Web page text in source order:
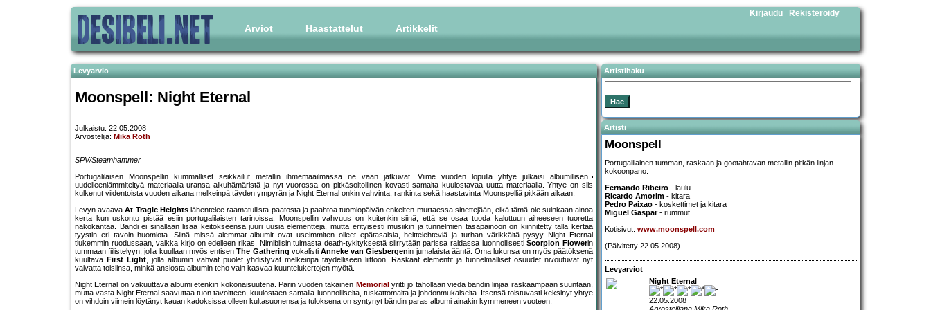
Arviot Haastattelut Artikkelit
Kirjaudu | Rekisteröidy
Levyarvio
Moonspell: Night Eternal
Julkaistu: 22.05.2008
Arvostelija: Mika Roth
SPV/Steamhammer
Portugalilaisen Moonspellin kummalliset seikkailut metallin ihmemaailmassa ne vaan jatkuvat. Viime vuoden lopulla yhtye julkaisi albumillisen
uudelleenlämmiteltyä materiaalia uransa alkuhämäristä ja nyt vuorossa on pitkäsoitollinen kovasti samalta kuulostavaa uutta materiaalia. Yhtye on siis
kulkenut viidentoista vuoden aikana melkeinpä täyden ympyrän ja Night Eternal onkin vahvinta, rankinta sekä haastavinta Moonspelliä pitkään aikaan.
Levyn avaavaAt Tragic Heightslähentelee raamatullista paatosta ja paahtoa tuomiopäivän enkelten murtaessa sinettejään, eikä tämä ole suinkaan ainoa
kerta kun uskonto pistää esiin portugalilaisten tarinoissa. Moonspellin vahvuus on kuitenkin siinä, että se osaa tuoda kaluttuun aiheeseen tuoretta
näkökantaa. Bändi ei sinällään lisää keitokseensa juuri uusia elementtejä, mutta erityisesti musiikin ja tunnelmien tasapainoon on kiinnitetty tällä kertaa
tyystin eri tavoin huomiota. Siinä missä aiemmat albumit ovat useimmiten olleet epätasaisia, heittelehteviä ja turhan värikkäitä pysyy Night Eternal
tiukemmin ruodussaan, vaikka kirjo on edelleen rikas. Nimibiisin tuimasta death-tykityksestä siirrytään parissa raidassa luonnollisestiScorpion Flowerin
tummaan fiilistelyyn, jolla kuullaan myös entisenThe Gathering vokalistiAnneke van Giesbergenin jumalaista ääntä. Oma lukunsa on myös päätöksenä
kuultava First Light, jolla albumin vahvat puolet yhdistyvät melkeinpä täydelliseen liittoon. Raskaat elementit ja tunnelmalliset osuudet nivoutuvat nyt
vaivatta toisiinsa, minkä ansiosta albumin teho vain kasvaa kuuntelukertojen myötä.
Night Eternal on vakuuttava albumi etenkin kokonaisuutena. Parin vuoden takainen Memorial yritti jo tahollaan viedä bändin linjaa raskaampaan suuntaan,
mutta vasta Night Eternal saavuttaa tuon tavoitteen, kuulostaen samalla luonnolliselta, tuskattomalta ja johdonmukaiselta. Itsensä toistuvasti keksinyt yhtye
on vihdoin viimein löytänyt kauan kadoksissa olleen kultasuonensa ja tuloksena on syntynyt bändin paras albumi ainakin kymmeneen vuoteen.
Artistihaku
Artisti
Moonspell
Portugalilainen tumman, raskaan ja gootahtavan metallin pitkän linjan
kokoonpano.
Fernando Ribeiro - laulu
Ricardo Amorim - kitara
Pedro Paixao - koskettimet ja kitara
Miguel Gaspar- rummut
Kotisivut: www.moonspell.com
(Päivitetty 22.05.2008)
Levyarviot
Night Eternal
22.05.2008